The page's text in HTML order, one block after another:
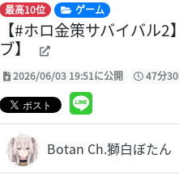
最高10位 ゲーム
【#ホロ金策サバイバ
ブ】
2026/06/03 19:51に公開 47分
Botan Ch.獅白ぼたん